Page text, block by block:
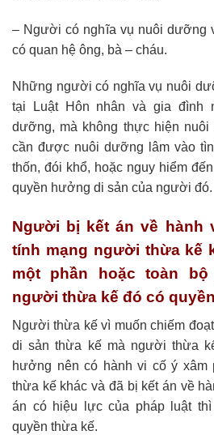
– Người có nghĩa vụ nuôi dưỡng
có quan hệ ông, bà – cháu.
Những người có nghĩa vụ nuôi
tại Luật Hôn nhân và gia đình
dưỡng, mà không thực hiện
cần được nuôi dưỡng lâm vào
thốn, đói khổ, hoặc nguy hiểm
quyền hưởng di sản của người đó.
Người bị kết án về hành
tính mạng người thừa kế
một phần hoặc toàn
người thừa kế đó có
Người thừa kế vì muốn chiếm
di sản thừa kế mà người thừa
hưởng nên có hành vi cố ý xâm
thừa kế khác và đã bị kết án về
án có hiệu lực của pháp luật
quyền thừa kế.